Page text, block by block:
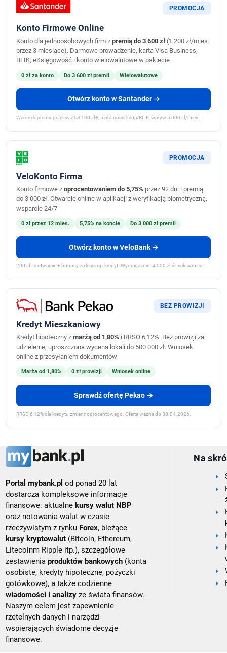
PROMOCJA
Konto Firmowe Online
Konto dla jednoosobowych firm zpremią do 3 600 zł (1 200 zł/mies.
przez 3 miesiące). Darmowe prowadzenie, karta Visa Business,
BLIK, eKsięgowość i konto wielowalutowe w pakiecie
0 zł za konto Do 3 600 zł premii Wielowalutowe
Otwórz konto w Santander →
Warunek premii: przelew ZUS 100 zł+, 5 płatności kartą/BLIK, wpływ 5 000 zł/mies.
PROMOCJA
VeloKonto Firma
Konto firmowe zoprocentowaniem do 5,75% przez 92 dni i premią
do 3 000 zł. Otwarcie online w aplikacji z weryfikacją biometryczną,
wsparcie 24/7
0 zł przez 12 mies. 5,75% na koncie Do 3 000 zł premii
Otwórz konto w VeloBank →
200 zł za otwarcie + bonusy za leasing i kredyt. Wymaga min. 4 000 zł śr. salda/mies.
BEZ PROWIZJI
Kredyt Mieszkaniowy
Kredyt hipoteczny zmarżą od 1,80% i RRSO 6,12%. Bez prowizji za
udzielenie, uproszczona wycena lokali do 500 000 zł. Wniosek
online z przesyłaniem dokumentów
Marża od 1,80% 0 zł prowizji Wniosek online
Sprawdź ofertę Pekao →
RRSO 6,12% dla kredytu zmiennoprocentowego. Oferta ważna do 30.04.2026.
Portal mybank.pl od ponad 20 lat
dostarcza kompleksowe informacje
finansowe: aktualne kursy walut NBP
oraz notowania walut w czasie
rzeczywistym z rynku Forex, bieżące
kursy kryptowalut (Bitcoin, Ethereum,
Litecoinm Ripple itp.), szczegółowe
zestawieniaproduktów bankowych (konta
osobiste, kredyty hipoteczne, pożyczki
gotówkowe), a także codzienne
wiadomości i analizy ze świata finansów.
Naszym celem jest zapewnienie
rzetelnych danych i narzędzi
wspierających świadome decyzje
finansowe.
Na